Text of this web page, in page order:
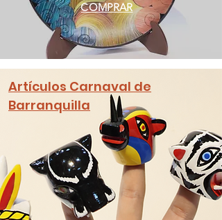
COMPRAR
Artículos Carnaval de
Barranquilla